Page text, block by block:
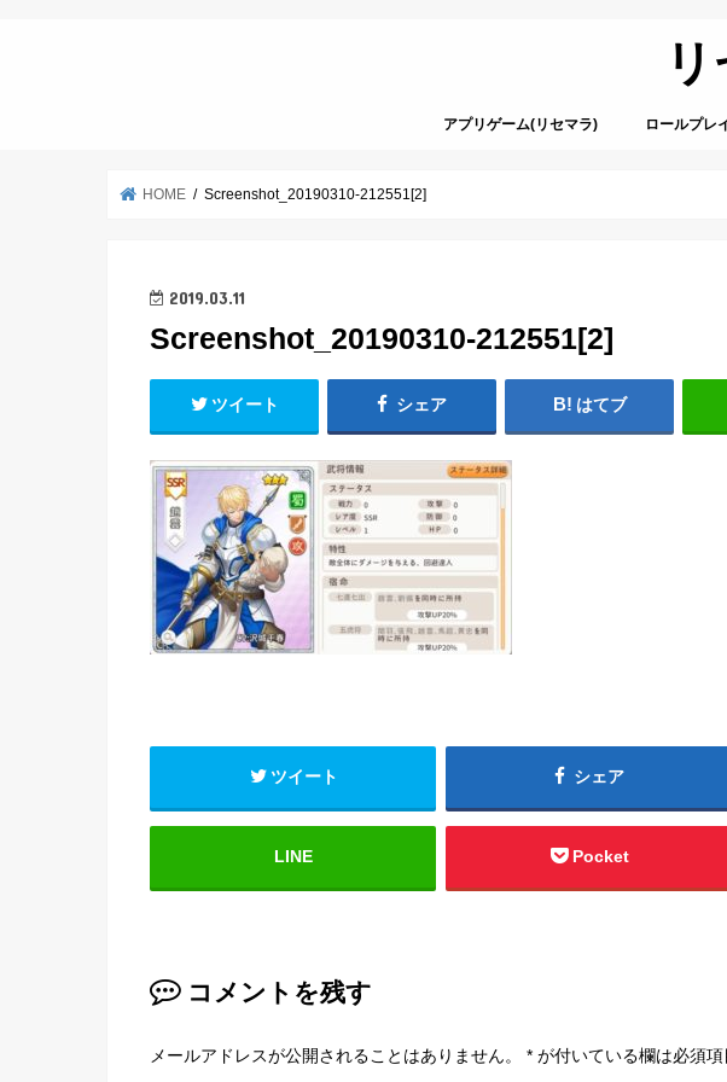
アプリゲーム(リセマラ) ロールプレ
HOME Screenshot_20190310-212551[2]
2019.03.11
Screenshot_20190310-212551[2]
ツイート シェア はてブ
ツイート シェア
LINE Pocket
コメントを残す
メールアドレスが公開されることはありません。 * が付いている欄は必須項